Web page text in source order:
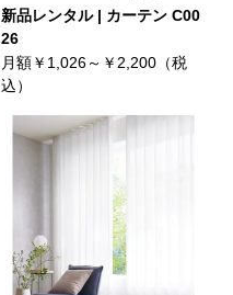
新品レンタル | カーテン C00
26
月額￥1,026～￥2,200（税
込）